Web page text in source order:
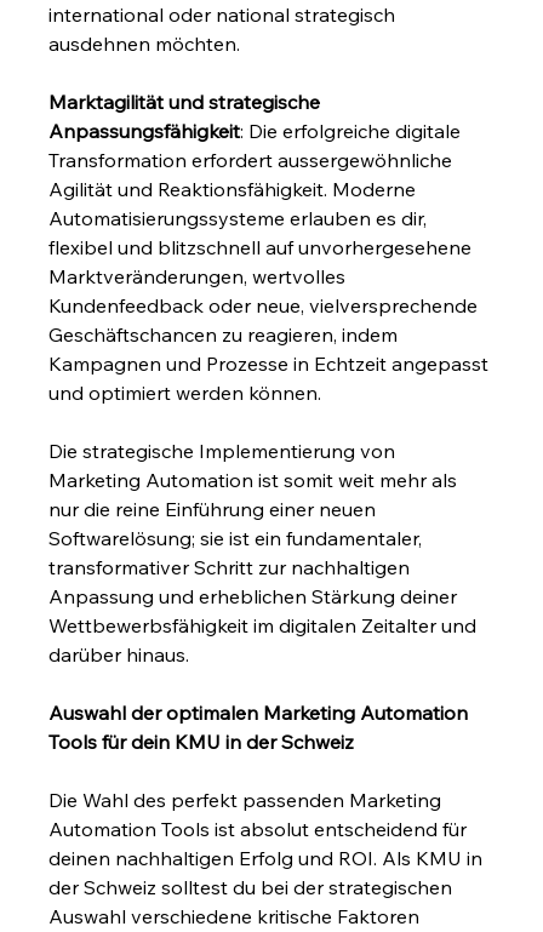
international oder national strategisch
ausdehnen möchten.
Marktagilität und strategische
Anpassungsfähigkeit: Die erfolgreiche digitale
Transformation erfordert aussergewöhnliche
Agilität und Reaktionsfähigkeit. Moderne
Automatisierungssysteme erlauben es dir,
flexibel und blitzschnell auf unvorhergesehene
Marktveränderungen, wertvolles
Kundenfeedback oder neue, vielversprechende
Geschäftschancen zu reagieren, indem
Kampagnen und Prozesse in Echtzeit angepasst
und optimiert werden können.
Die strategische Implementierung von
Marketing Automation ist somit weit mehr als
nur die reine Einführung einer neuen
Softwarelösung; sie ist ein fundamentaler,
transformativer Schritt zur nachhaltigen
Anpassung und erheblichen Stärkung deiner
Wettbewerbsfähigkeit im digitalen Zeitalter und
darüber hinaus.
Auswahl der optimalen Marketing Automation
Tools für dein KMU in der Schweiz
Die Wahl des perfekt passenden Marketing
Automation Tools ist absolut entscheidend für
deinen nachhaltigen Erfolg und ROI. Als KMU in
der Schweiz solltest du bei der strategischen
Auswahl verschiedene kritische Faktoren